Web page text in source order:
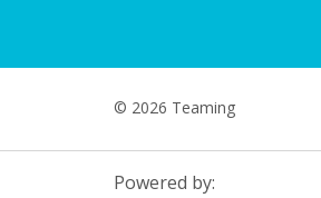
© 2026 Teaming
Powered by: